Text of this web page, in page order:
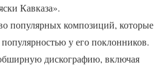
Кавказа».
популярных композиций, которые
у его поклонников.
дискографию, включая